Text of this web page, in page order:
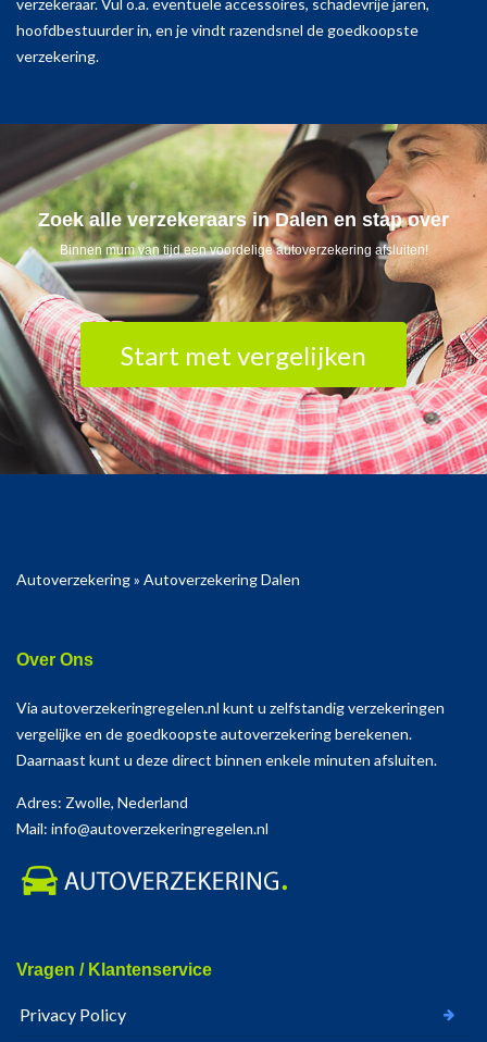
verzekeraar. Vul o.a. eventuele accessoires, schadevrije jaren,
hoofdbestuurder in, en je vindt razendsnel de goedkoopste
verzekering.
Zoek alle verzekeraars in Dalen en stap over
Binnen mum van tijd een voordelige autoverzekering afsluiten!
Start met vergelijken
Autoverzekering» Autoverzekering Dalen
Over Ons
Via autoverzekeringregelen.nl kunt u zelfstandig verzekeringen
vergelijke en de goedkoopste autoverzekering berekenen.
Daarnaast kunt u deze direct binnen enkele minuten afsluiten.
Adres: Zwolle, Nederland
Mail: info@autoverzekeringregelen.nl
Vragen / Klantenservice
Privacy Policy